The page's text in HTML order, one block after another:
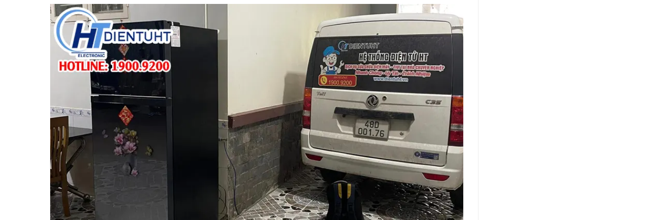
Thay thermostat
500.000đ – 600.000đ
Hàn dàn + nạp gas tủ mini
500.000đ – 600.000đ
Sửa board xả tuyết
500.000đ – 800.000đ
Sửa board tủ lạnh có dung tích < 220 lít
500.000đ – 800.000đ
Thay cảm biến nhiệt độ tủ
650.000đ – 800.000đ
Quạt dàn lạnh
650.000đ – 800.000đ
Quạt dàn nóng
650.000đ – 800.000đ
Thay dàn + nạp gas tủ mini
800.000đ – 1.000.000đ
Sơn 2 cánh tủ lạnh thường
800.000đ – 1.000.000đ
Thay sensor
800.000đ – 1.200.000đ
Quạt tủ side by side
800.000đ – 1.500.000đ
Board test block tất cả các tủ lạnh
900.000đ
Hàn ống đồng + nạp gas tủ 120 -140 lít
900.000đ – 1.000.000đ